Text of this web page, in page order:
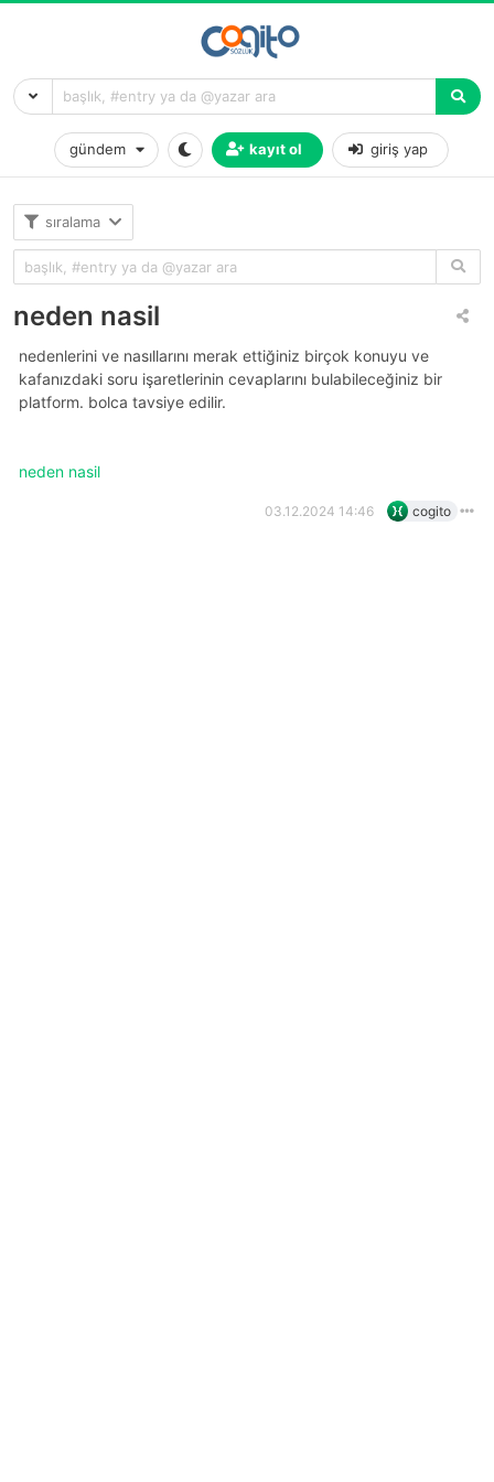
gündem kayıt ol giriş yap
sıralama
neden nasil
nedenlerini ve nasıllarını merak ettiğiniz birçok konuyu ve
kafanızdaki soru işaretlerinin cevaplarını bulabileceğiniz bir
platform. bolca tavsiye edilir.
neden nasil
03.12.2024 14:46 cogito